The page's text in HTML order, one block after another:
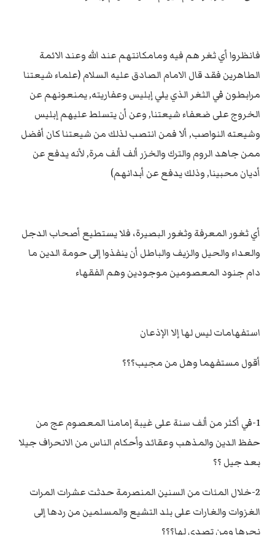
فانظروا أي ثغر هم فيه ومامكانتهم عند الله وعند الائمة
الطاهرين فقد قال الامام الصادق عليه السلام (علماء شيعتنا
مرابطون في الثغر الذي يلي إبليس وعفاريته, يمنعونهم عن
الخروج على ضعفاء شيعتنا, وعن أن يتسلط عليهم إبليس
وشيعته النواصب, ألا فمن انتصب لذلك من شيعتنا كان أفضل
ممن جاهد الروم والترك والخزر ألف ألف مرة, لأنه يدفع عن
أديان محبينا, وذلك يدفع عن أبدانهم)
أي ثغور المعرفة وثغور البصيرة، فلا يستطيع أصحاب الدجل
والعداء والحيل والزيف والباطل أن ينفذوا إلى حومة الدين ما
دام جنود المعصومين موجودين وهم الفقهاء
استفهامات ليس لها إلا الإذعان
أقول مستفهما وهل من مجيب؟؟؟
1-في أكثر من ألف سنة على غيبة إمامنا المعصوم عج من
حفظ الدين والمذهب وعقائد وأحكام الناس من الانحراف جيلا
بعد جيل ؟؟
2-خلال المئات من السنين المنصرمة حدثت عشرات المرات
الغزوات والغارات على بلد التشيع والمسلمين من ردها إلى
نحرها ومن تصدى لها؟؟؟